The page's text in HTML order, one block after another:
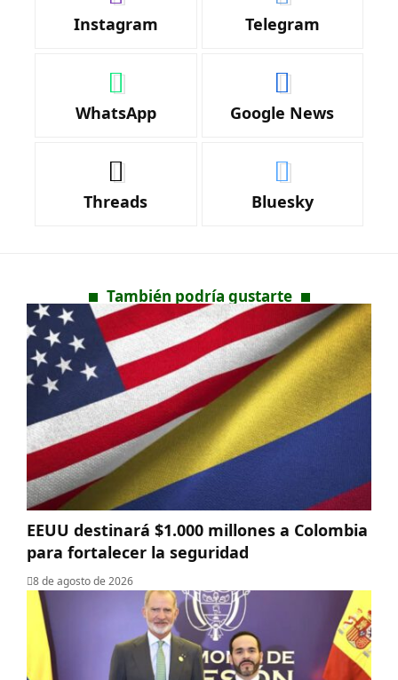
Instagram Telegram
WhatsApp Google News
Threads Bluesky
También podría gustarte
EEUU destinará $1.000 millones a Colombia
para fortalecer la seguridad
8 de agosto de 2026